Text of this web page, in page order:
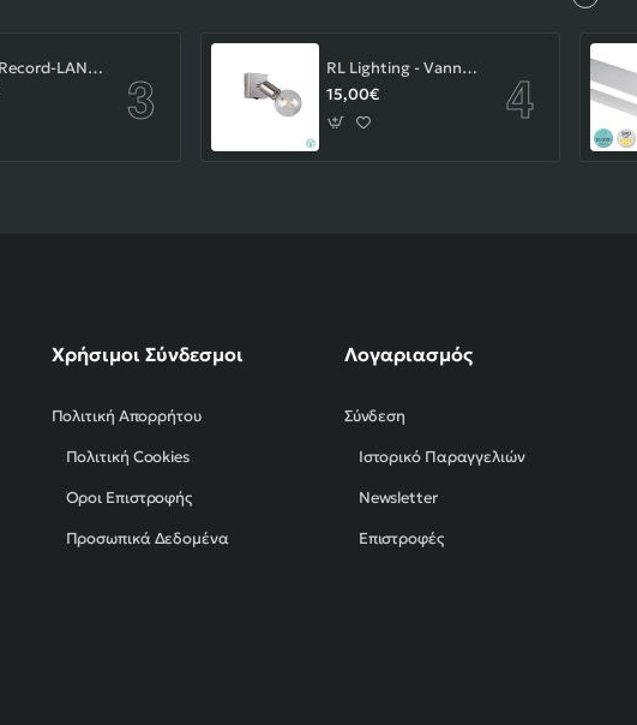
Cristal Record-LAN Φωτιστικού οροφής Ε14 ΚΩΔ.-43-103-14-000
RL Lighting - Vannes Επιτοίχιο Φωτιστικό Σποτ 1xE27 Νίκελ Ματ ΚΩΔ.-R80181707
15,00€
Χρήσιμοι Σύνδεσμοι
Πολιτική Απορρήτου
Πολιτική Cookies
Όροι Επιστροφής
Προσωπικά Δεδομένα
Λογαριασμός
Σύνδεση
Ιστορικό Παραγγελιών
Newsletter
Επιστροφές